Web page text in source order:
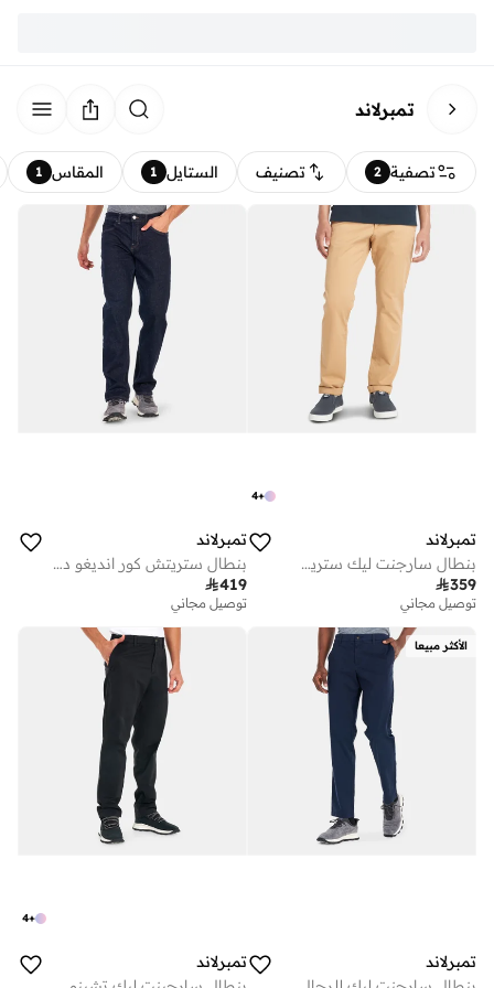
تمبرلاند
تصفية 2 تصنيف الستايل 1 المقاس 1
+
4
تمبرلاند
بنطال سارجنت ليك ستريش تويل تشينو للرجال
359
توصيل مجاني
تمبرلاند
بنطال ستريتش كور انديغو دينيم للرجال
419
توصيل مجاني
الأكثر مبيعا
تمبرلاند
+
4
تمبرلاند